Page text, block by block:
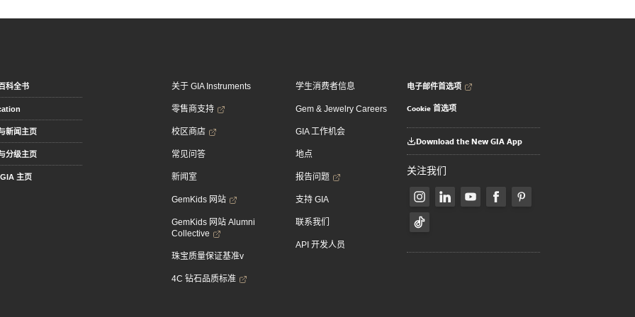
科全书
新闻主页
分级主页
主页
关于 GIA Instruments
零售商支持
校区商店
常见问答
新闻室
GemKids 网站
GemKids 网站 Alumni
Collective
珠宝质量保证基准v
4C 钻石品质标准
学生消费者信息
Gem & Jewelry Careers
GIA 工作机会
地点
报告问题
支持 GIA
联系我们
API 开发人员
电子邮件首选项
Cookie 首选项
Download the New GIA App
关注我们